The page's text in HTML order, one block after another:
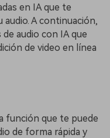
en IA que te
audio. A continuación,
audio con IA que
de video en línea
función que te puede
de forma rápida y